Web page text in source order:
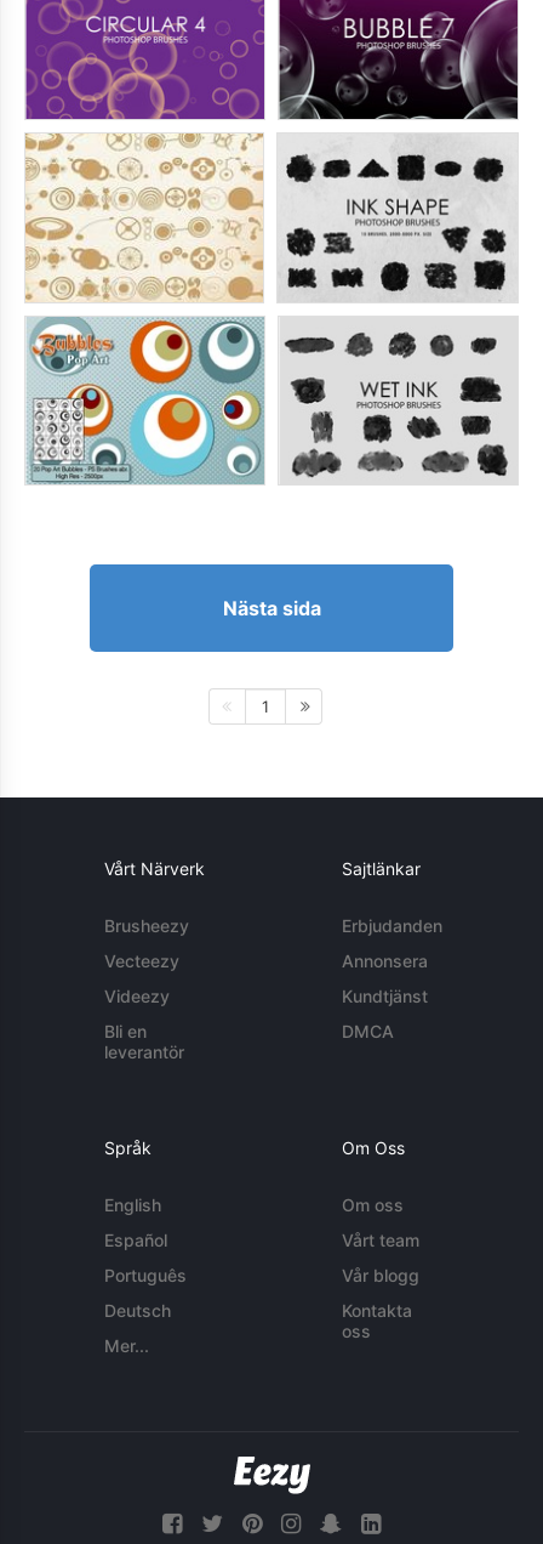
Nästa sida
1
Vårt Närverk
Brusheezy
Vecteezy
Videezy
Bli en
leverantör
Sajtlänkar
Erbjudanden
Annonsera
Kundtjänst
DMCA
Språk
English
Español
Português
Deutsch
Mer...
Om Oss
Om oss
Vårt team
Vår blogg
Kontakta
oss